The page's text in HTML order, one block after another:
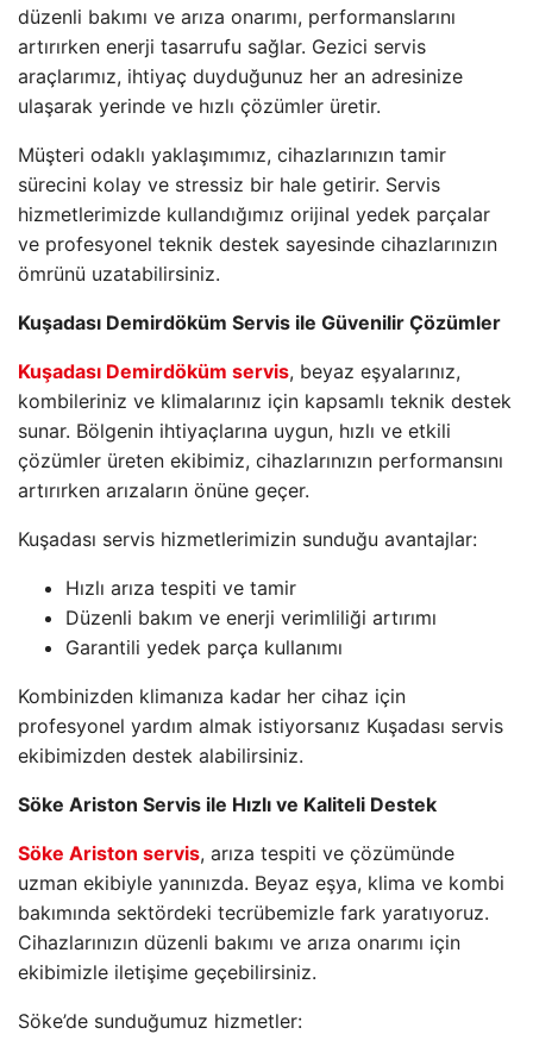
düzenli bakımı ve arıza onarımı, performanslarını
artırırken enerji tasarrufu sağlar. Gezici servis
araçlarımız, ihtiyaç duyduğunuz her an adresinize
ulaşarak yerinde ve hızlı çözümler üretir.
Müşteri odaklı yaklaşımımız, cihazlarınızın tamir
sürecini kolay ve stressiz bir hale getirir. Servis
hizmetlerimizde kullandığımız orijinal yedek parçalar
ve profesyonel teknik destek sayesinde cihazlarınızın
ömrünü uzatabilirsiniz.
Kuşadası Demirdöküm Servis ile Güvenilir Çözümler
Kuşadası Demirdöküm servis, beyaz eşyalarınız,
kombileriniz ve klimalarınız için kapsamlı teknik destek
sunar. Bölgenin ihtiyaçlarına uygun, hızlı ve etkili
çözümler üreten ekibimiz, cihazlarınızın performansını
artırırken arızaların önüne geçer.
Kuşadası servis hizmetlerimizin sunduğu avantajlar:
Hızlı arıza tespiti ve tamir
Düzenli bakım ve enerji verimliliği artırımı
Garantili yedek parça kullanımı
Kombinizden klimanıza kadar her cihaz için
profesyonel yardım almak istiyorsanız Kuşadası servis
ekibimizden destek alabilirsiniz.
Söke Ariston Servis ile Hızlı ve Kaliteli Destek
Söke Ariston servis, arıza tespiti ve çözümünde
uzman ekibiyle yanınızda. Beyaz eşya, klima ve kombi
bakımında sektördeki tecrübemizle fark yaratıyoruz.
Cihazlarınızın düzenli bakımı ve arıza onarımı için
ekibimizle iletişime geçebilirsiniz.
Söke’de sunduğumuz hizmetler: